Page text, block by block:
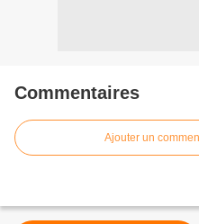
Commentaires
Ajouter un